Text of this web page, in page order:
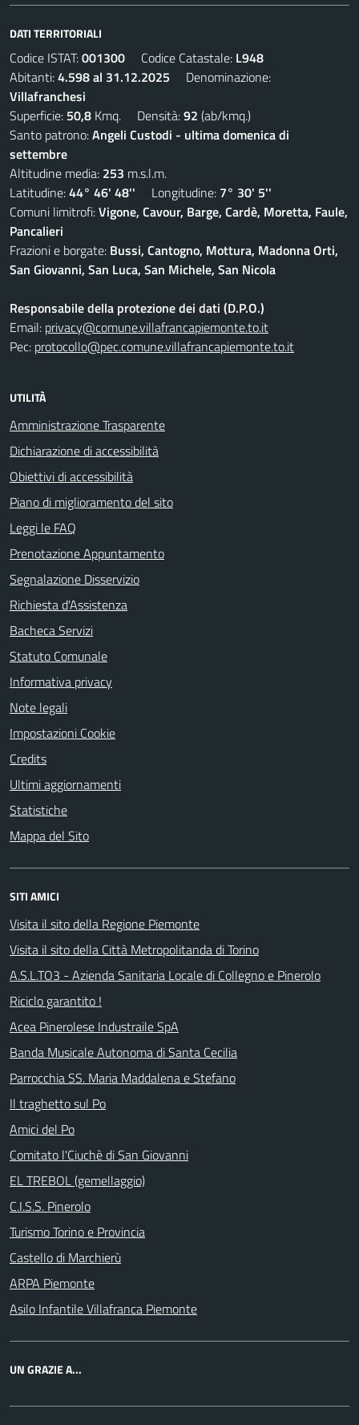
DATI TERRITORIALI
Codice ISTAT:001300 Codice Catastale: L948
Abitanti:4.598 al 31.12.2025 Denominazione:
Villafranchesi
Superficie: 50,8 Kmq. Densità:92 (ab/kmq.)
Santo patrono:Angeli Custodi - ultima domenica di
settembre
Altitudine media: 253 m.s.l.m.
Latitudine:44° 46' 48'' Longitudine: 7° 30' 5''
Comuni limitrofi:Vigone, Cavour, Barge, Cardè, Moretta, Faule,
Pancalieri
Frazioni e borgate: Bussi, Cantogno, Mottura, Madonna Orti,
San Giovanni, San Luca, San Michele, San Nicola
Responsabile della protezione dei dati (D.P.O.)
Email: privacy@comune.villafrancapiemonte.to.it
Pec: protocollo@pec.comune.villafrancapiemonte.to.it
UTILITÀ
Amministrazione Trasparente
Dichiarazione di accessibilità
Obiettivi di accessibilità
Piano di miglioramento del sito
Leggi le FAQ
Prenotazione Appuntamento
Segnalazione Disservizio
Richiesta d'Assistenza
Bacheca Servizi
Statuto Comunale
Informativa privacy
Note legali
Impostazioni Cookie
Credits
Ultimi aggiornamenti
Statistiche
Mappa del Sito
SITI AMICI
Visita il sito della Regione Piemonte
Visita il sito della Città Metropolitanda di Torino
A.S.L.TO3 - Azienda Sanitaria Locale di Collegno e Pinerolo
Riciclo garantito !
Acea Pinerolese Industraile SpA
Banda Musicale Autonoma di Santa Cecilia
Parrocchia SS. Maria Maddalena e Stefano
Il traghetto sul Po
Amici del Po
Comitato l'Ciuchè di San Giovanni
EL TREBOL (gemellaggio)
C.I.S.S. Pinerolo
Turismo Torino e Provincia
Castello di Marchierù
ARPA Piemonte
Asilo Infantile Villafranca Piemonte
UN GRAZIE A...